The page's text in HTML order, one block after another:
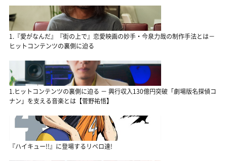
1.『愛がなんだ』『街の上で』恋愛映画の妙手・今泉力哉の制作手法とは－
ヒットコンテンツの裏側に迫る
1.ヒットコンテンツの裏側に迫る － 興行収入130億円突破「劇場版名探偵コ
ナン」を支える音楽とは【菅野祐悟】
『ハイキュー!!』に登場するリベロ達!